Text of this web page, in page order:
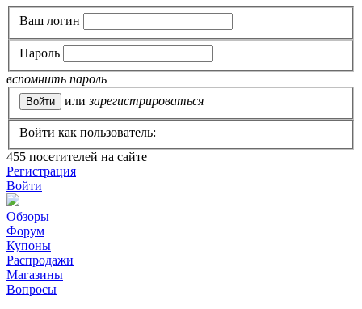
Ваш логин
Пароль
вспомнить пароль
или зарегистрироваться
Войти как пользователь:
455 посетителей на сайте
Регистрация
Войти
Обзоры
Форум
Купоны
Распродажи
Магазины
Вопросы